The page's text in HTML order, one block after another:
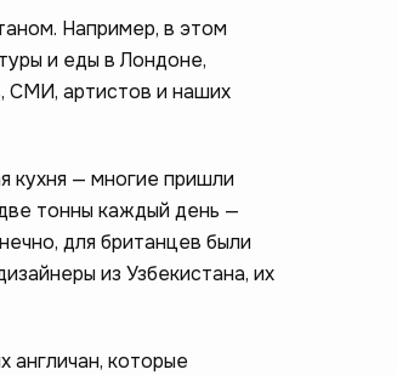
Например, в этом
и еды в Лондоне,
СМИ, артистов и наших
кухня — многие пришли
тонны каждый день —
для британцев были
из Узбекистана, их
англичан, которые